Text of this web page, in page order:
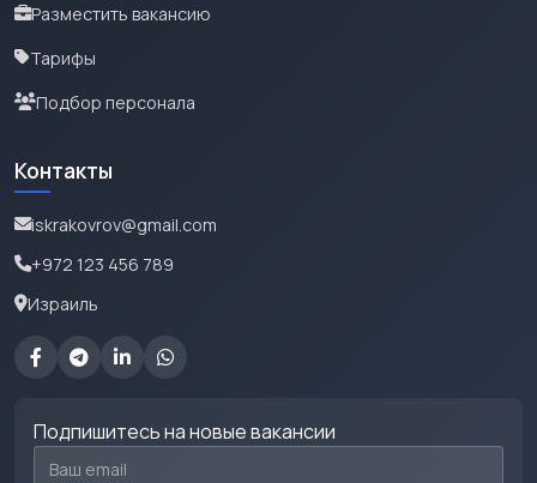
Разместить вакансию
Тарифы
Подбор персонала
Контакты
iskrakovrov@gmail.com
+972 123 456 789
Израиль
Подпишитесь на новые вакансии
Email для подписки